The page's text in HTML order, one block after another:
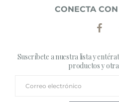
CONECTA
Suscríbete a nuestra lista y
productos y